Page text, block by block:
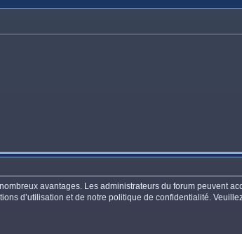
avantages. Les administrateurs du forum peuvent
d’utilisation et de notre politique de confidentialité.